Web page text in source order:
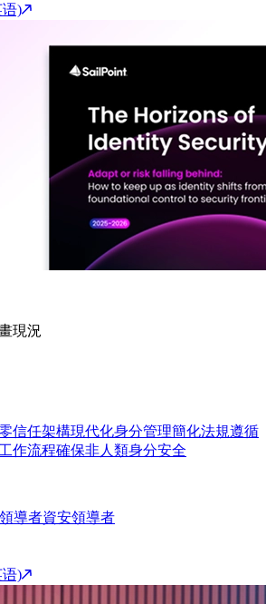
)
現況
信任架構現代化身分管理簡化法規遵循
作流程確保非人類身分安全
導者資安領導者
)